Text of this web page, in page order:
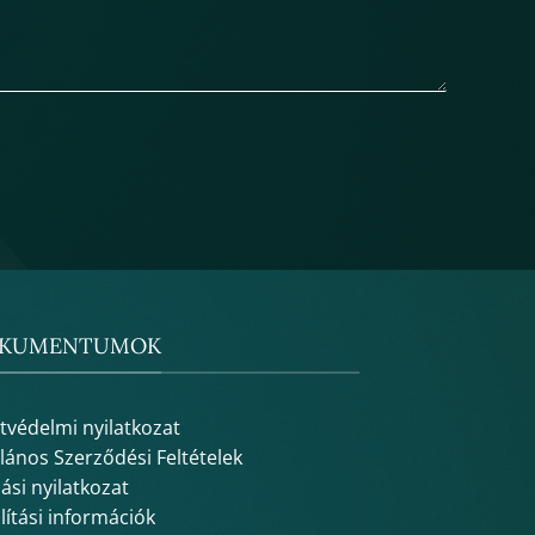
nyilatkozat
Szerződési Feltételek
nyilatkozat
információk